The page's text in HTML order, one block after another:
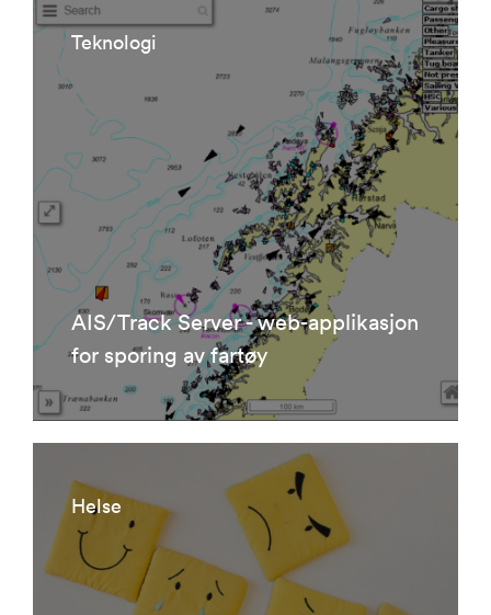
Teknologi
AIS/Track Server - web-applikasjon
for sporing av fartøy
Helse